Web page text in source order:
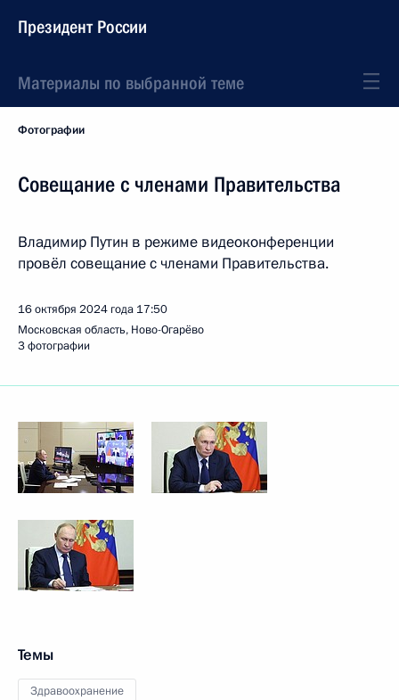
Президент России
Материалы по выбранной теме
Фотографии
Совещание с членами Правительства
Владимир Путин в режиме видеоконференции
провёл совещание с членами Правительства.
16 октября 2024 года 17:50
Московская область, Ново-Огарёво
3 фотографии
Темы
Здравоохранение